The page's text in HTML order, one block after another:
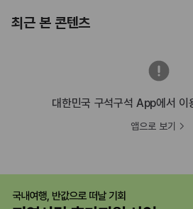
최근 본 콘텐츠
대한민국 구석구석 App에서 이
앱으로 보기